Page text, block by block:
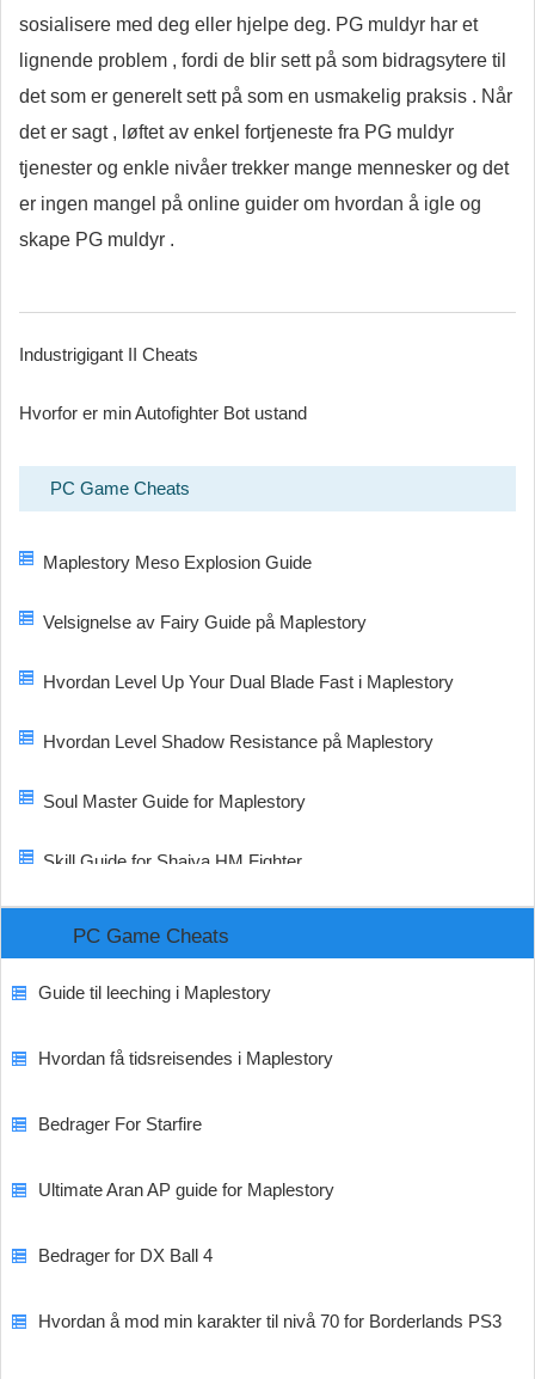
sosialisere med deg eller hjelpe deg. PG muldyr har et
lignende problem , fordi de blir sett på som bidragsytere til
det som er generelt sett på som en usmakelig praksis . Når
det er sagt , løftet av enkel fortjeneste fra PG muldyr
tjenester og enkle nivåer trekker mange mennesker og det
er ingen mangel på online guider om hvordan å igle og
skape PG muldyr .
Industrigigant II Cheats
Hvorfor er min Autofighter Bot ustand
PC Game Cheats
Maplestory Meso Explosion Guide
Velsignelse av Fairy Guide på Maplestory
Hvordan Level Up Your Dual Blade Fast i Maplestory
Hvordan Level Shadow Resistance på Maplestory
Soul Master Guide for Maplestory
Skill Guide for Shaiya HM Fighter
PC Game Cheats
Guide til leeching i Maplestory
Hvordan få tidsreisendes i Maplestory
Bedrager For Starfire
Ultimate Aran AP guide for Maplestory
Bedrager for DX Ball 4
Hvordan å mod min karakter til nivå 70 for Borderlands PS3